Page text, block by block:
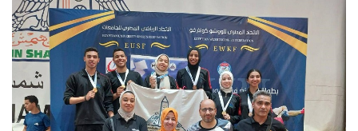
الأنظمة الذكية
الإعلام
تواصل معنا